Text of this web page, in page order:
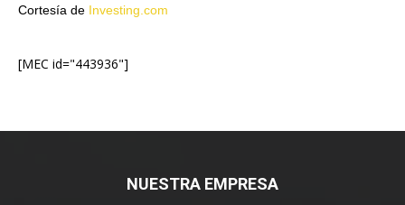
Cortesía de Investing.com
[MEC id="443936"]
NUESTRA EMPRESA